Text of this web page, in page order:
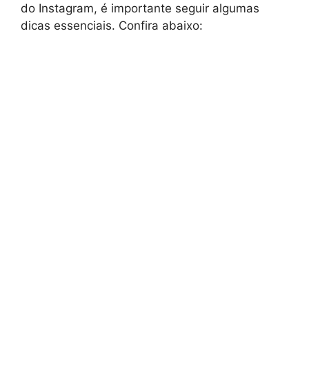
do Instagram, é importante seguir algumas
dicas essenciais. Confira abaixo: